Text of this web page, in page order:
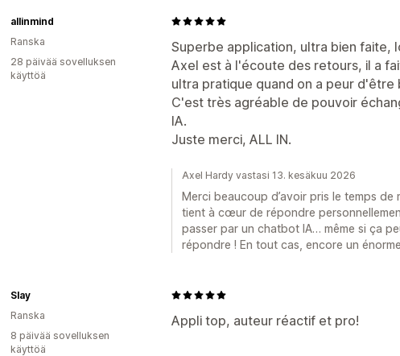
Superbe application, ultra bien faite,
Axel est à l'écoute des retours, il a
ultra pratique quand on a peur d'être
C'est très agréable de pouvoir
IA.
Juste merci, ALL IN.
allinmind
Ranska
28 päivää sovelluksen
käyttöä
Axel Hardy vastasi 13. kesäkuu 2026
Merci beaucoup d’avoir pris le temps de
tient à cœur de répondre
passer par un chatbot IA… même si ça
répondre ! En tout cas, encore un
Appli top, auteur réactif et pro!
Slay
Ranska
8 päivää sovelluksen
käyttöä